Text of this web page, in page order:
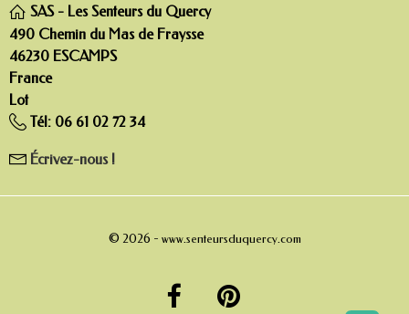
SAS - Les Senteurs du Quercy
490 Chemin du Mas de Fraysse
46230 ESCAMPS
France
Lot
Tél: 06 61 02 72 34
Écrivez-nous !
© 2026 - www.senteursduquercy.com